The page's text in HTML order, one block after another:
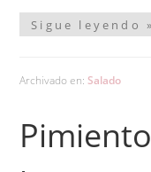
Sigue leyendo »
Archivado en: Salado